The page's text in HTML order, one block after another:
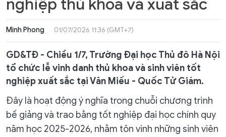
nghiệp thủ khoa và xuất sắc
Minh Phong 01/07/2026 11:36 (GMT+7)
GD&TĐ - Chiều 1/7, Trường Đại học Thủ đô Hà Nội
tổ chức lễ vinh danh thủ khoa và sinh viên tốt
nghiệp xuất sắc tại Văn Miếu - Quốc Tử Giám.
Đây là hoạt động ý nghĩa trong chuỗi chương trình
bế giảng và trao bằng tốt nghiệp đại học chính quy
năm học 2025-2026, nhằm tôn vinh những sinh viên